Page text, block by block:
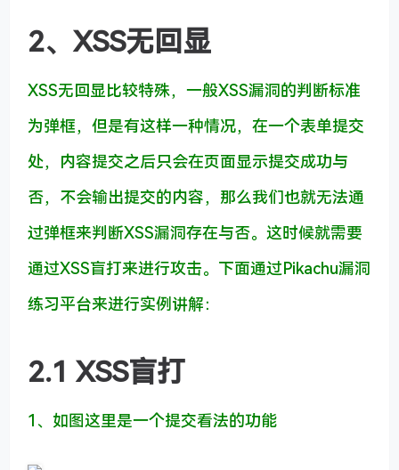
2、XSS无回显
XSS无回显比较特殊，一般XSS漏洞的判断标准
为弹框，但是有这样一种情况，在一个表单提交
处，内容提交之后只会在页面显示提交成功与
否，不会输出提交的内容，那么我们也就无法通
过弹框来判断XSS漏洞存在与否。这时候就需要
通过XSS盲打来进行攻击。下面通过Pikachu漏洞
练习平台来进行实例讲解：
2.1 XSS盲打
1、如图这里是一个提交看法的功能